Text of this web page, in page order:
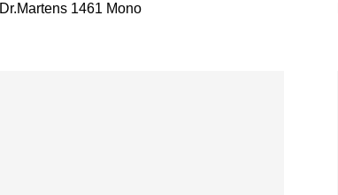
Dr.Martens 1461 Mono